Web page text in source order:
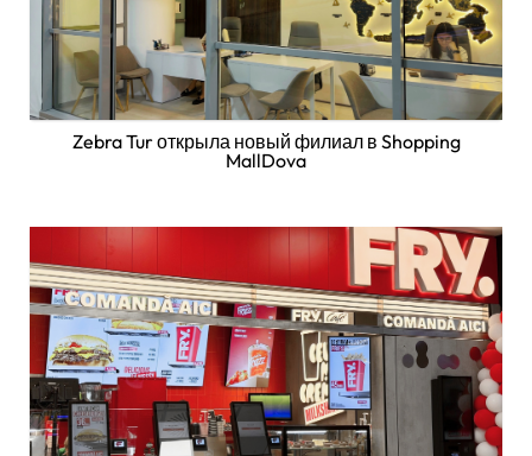
Zebra Tur открыла новый филиал в Shopping
MallDova